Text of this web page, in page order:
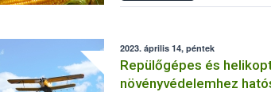
2023. április 14, péntek
Repülőgépes és
növényvédelemhez